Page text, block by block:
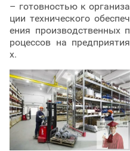
– готовностью к организа
ции технического обеспеч
ения производственных п
роцессов на предприятия
х.